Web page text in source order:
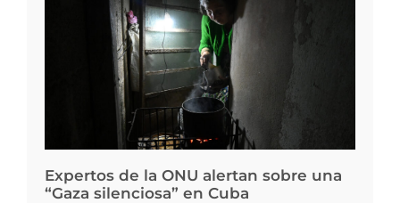
Expertos de la ONU alertan sobre una
“Gaza silenciosa” en Cuba